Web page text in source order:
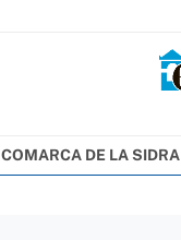
COMARCA DE LA SIDRA